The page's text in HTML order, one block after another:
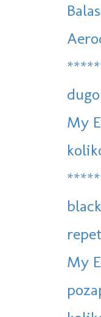
*****
My
*****
My